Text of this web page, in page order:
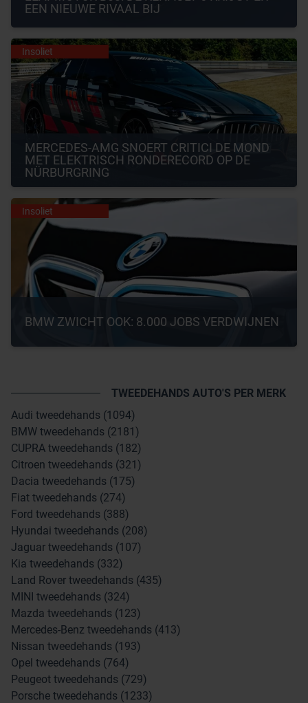
EEN NIEUWE RIVAAL BIJ
Insoliet
MERCEDES-AMG SNOERT CRITICI DE MOND
MET ELEKTRISCH RONDERECORD OP DE
NÜRBURGRING
Insoliet
BMW ZWICHT OOK: 8.000 JOBS VERDWIJNEN
TWEEDEHANDS AUTO'S PER MERK
Audi tweedehands (1094)
BMW tweedehands (2181)
CUPRA tweedehands (182)
Citroen tweedehands (321)
Dacia tweedehands (175)
Fiat tweedehands (274)
Ford tweedehands (388)
Hyundai tweedehands (208)
Jaguar tweedehands (107)
Kia tweedehands (332)
Land Rover tweedehands (435)
MINI tweedehands (324)
Mazda tweedehands (123)
Mercedes-Benz tweedehands (413)
Nissan tweedehands (193)
Opel tweedehands (764)
Peugeot tweedehands (729)
Porsche tweedehands (1233)